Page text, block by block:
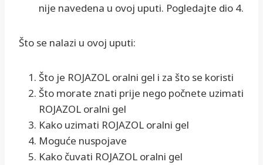
nije navedena u ovoj uputi. Pogledajte dio 4.
Što se nalazi u ovoj uputi:
Što je ROJAZOL oralni gel i za što se koristi
Što morate znati prije nego počnete uzimati
ROJAZOL oralni gel
Kako uzimati ROJAZOL oralni gel
Moguće nuspojave
Kako čuvati ROJAZOL oralni gel